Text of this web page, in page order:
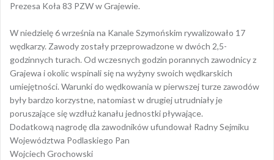
Prezesa Koła 83 PZW w Grajewie.
W niedzielę 6 września na Kanale Szymońskim rywalizowało 17
wędkarzy. Zawody zostały przeprowadzone w dwóch 2,5-
godzinnych turach. Od wczesnych godzin porannych zawodnicy z
Grajewa i okolic wspinali się na wyżyny swoich wędkarskich
umiejętności. Warunki do wędkowania w pierwszej turze zawodów
były bardzo korzystne, natomiast w drugiej utrudniały je
poruszające się wzdłuż kanału jednostki pływające.
Dodatkową nagrodę dla zawodników ufundował Radny Sejmiku
Województwa Podlaskiego Pan
Wojciech Grochowski